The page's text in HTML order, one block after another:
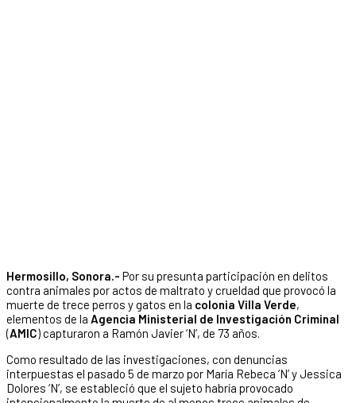
Hermosillo, Sonora.- Por su presunta participación en delitos
contra animales por actos de maltrato y crueldad que provocó la
muerte de trece perros y gatos en la colonia Villa Verde,
elementos de la Agencia Ministerial de Investigación Criminal
(AMIC) capturaron a Ramón Javier ‘N’, de 73 años.
Como resultado de las investigaciones, con denuncias
interpuestas el pasado 5 de marzo por María Rebeca ‘N’ y Jessica
Dolores ‘N’, se estableció que el sujeto habría provocado